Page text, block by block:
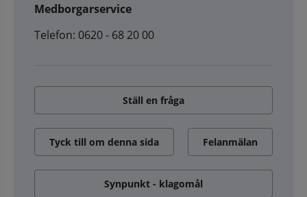
Medborgarservice
Telefon: 0620 - 68 20 00
Ställ en fråga
Tyck till om denna sida Felanmälan
Synpunkt - klagomål